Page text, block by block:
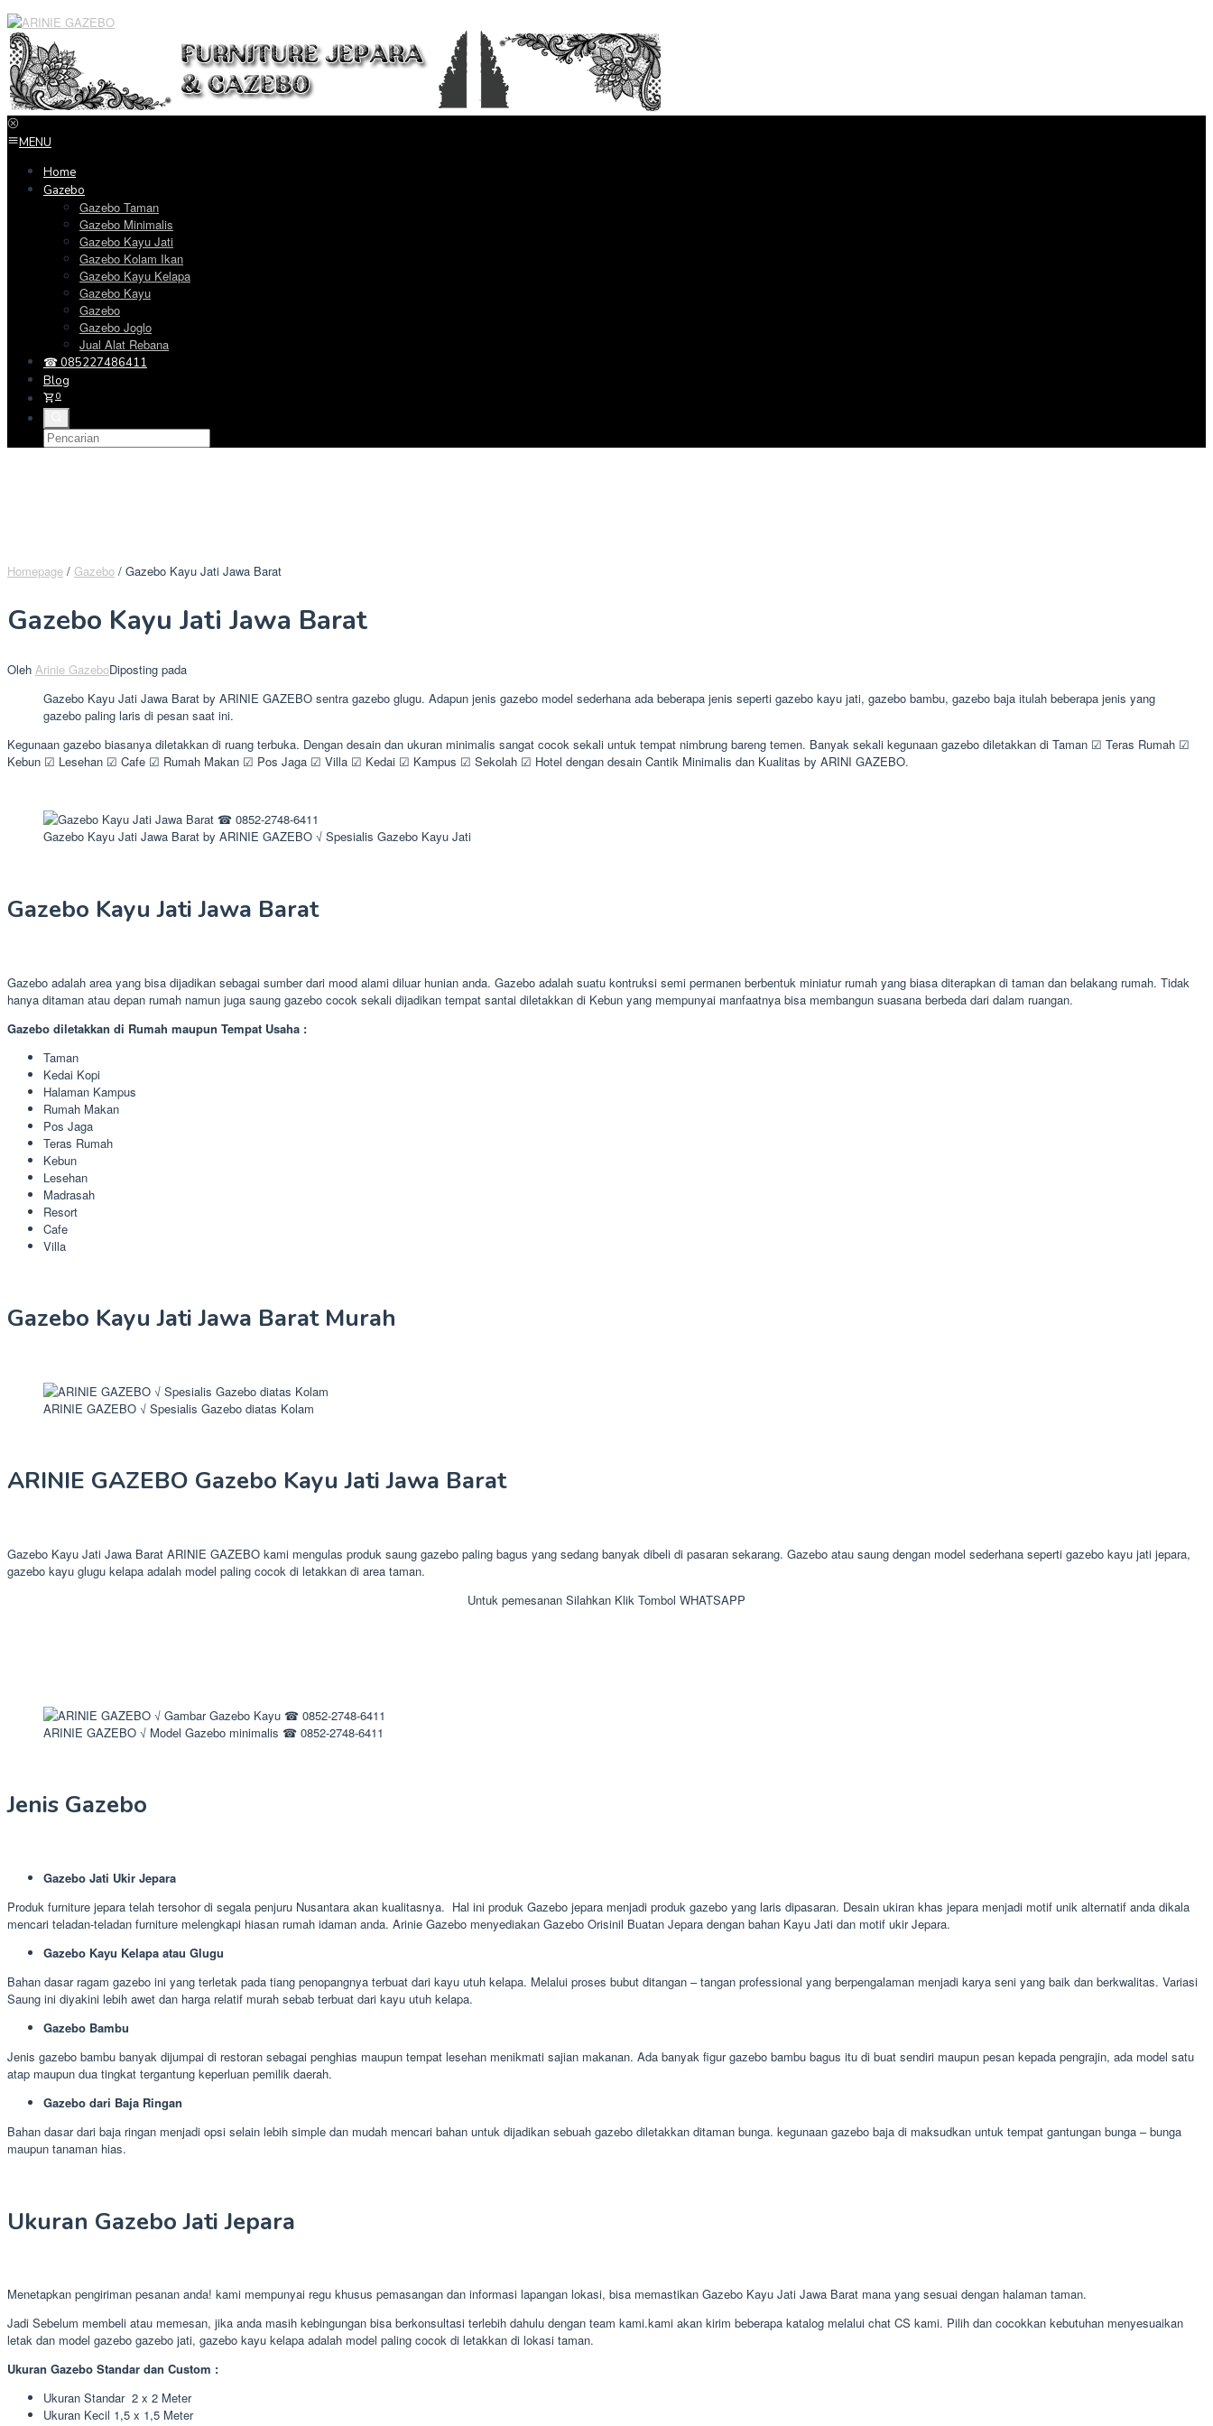
Loncat
ke
konten
MENU
Home
Gazebo
Gazebo Taman
Gazebo Minimalis
Gazebo Kayu Jati
Gazebo Kolam Ikan
Gazebo Kayu Kelapa
Gazebo Kayu
Gazebo
Gazebo Joglo
Jual Alat Rebana
☎ 085227486411
Blog
0
Homepage / Gazebo / Gazebo Kayu Jati Jawa Barat
Gazebo Kayu Jati Jawa Barat
Oleh Arinie GazeboDiposting pada
Gazebo Kayu Jati Jawa Barat by ARINIE GAZEBO sentra gazebo glugu. Adapun jenis gazebo model sederhana ada beberapa jenis seperti gazebo kayu jati, gazebo bambu, gazebo baja itulah beberapa jenis yang
gazebo paling laris di pesan saat ini.
Kegunaan gazebo biasanya diletakkan di ruang terbuka. Dengan desain dan ukuran minimalis sangat cocok sekali untuk tempat nimbrung bareng temen. Banyak sekali kegunaan gazebo diletakkan di Taman ☑ Teras Rumah ☑
Kebun ☑ Lesehan ☑ Cafe ☑ Rumah Makan ☑ Pos Jaga ☑ Villa ☑ Kedai ☑ Kampus ☑ Sekolah ☑ Hotel dengan desain Cantik Minimalis dan Kualitas by ARINI GAZEBO.
Gazebo Kayu Jati Jawa Barat by ARINIE GAZEBO √ Spesialis Gazebo Kayu Jati
Gazebo Kayu Jati Jawa Barat
Gazebo adalah area yang bisa dijadikan sebagai sumber dari mood alami diluar hunian anda. Gazebo adalah suatu kontruksi semi permanen berbentuk miniatur rumah yang biasa diterapkan di taman dan belakang rumah. Tidak
hanya ditaman atau depan rumah namun juga saung gazebo cocok sekali dijadikan tempat santai diletakkan di Kebun yang mempunyai manfaatnya bisa membangun suasana berbeda dari dalam ruangan.
Gazebo diletakkan di Rumah maupun Tempat Usaha :
Taman
Kedai Kopi
Halaman Kampus
Rumah Makan
Pos Jaga
Teras Rumah
Kebun
Lesehan
Madrasah
Resort
Cafe
Villa
Gazebo Kayu Jati Jawa Barat Murah
ARINIE GAZEBO √ Spesialis Gazebo diatas Kolam
ARINIE GAZEBO Gazebo Kayu Jati Jawa Barat
Gazebo Kayu Jati Jawa Barat ARINIE GAZEBO kami mengulas produk saung gazebo paling bagus yang sedang banyak dibeli di pasaran sekarang. Gazebo atau saung dengan model sederhana seperti gazebo kayu jati jepara,
gazebo kayu glugu kelapa adalah model paling cocok di letakkan di area taman.
Untuk pemesanan Silahkan Klik Tombol WHATSAPP
ARINIE GAZEBO √ Model Gazebo minimalis ☎ 0852-2748-6411
Jenis Gazebo
Gazebo Jati Ukir Jepara
Produk furniture jepara telah tersohor di segala penjuru Nusantara akan kualitasnya. Hal ini produk Gazebo jepara menjadi produk gazebo yang laris dipasaran. Desain ukiran khas jepara menjadi motif unik alternatif anda dikala
mencari teladan-teladan furniture melengkapi hiasan rumah idaman anda. Arinie Gazebo menyediakan Gazebo Orisinil Buatan Jepara dengan bahan Kayu Jati dan motif ukir Jepara.
Gazebo Kayu Kelapa atau Glugu
Bahan dasar ragam gazebo ini yang terletak pada tiang penopangnya terbuat dari kayu utuh kelapa. Melalui proses bubut ditangan – tangan professional yang berpengalaman menjadi karya seni yang baik dan berkwalitas. Variasi
Saung ini diyakini lebih awet dan harga relatif murah sebab terbuat dari kayu utuh kelapa.
Gazebo Bambu
Jenis gazebo bambu banyak dijumpai di restoran sebagai penghias maupun tempat lesehan menikmati sajian makanan. Ada banyak figur gazebo bambu bagus itu di buat sendiri maupun pesan kepada pengrajin, ada model satu
atap maupun dua tingkat tergantung keperluan pemilik daerah.
Gazebo dari Baja Ringan
Bahan dasar dari baja ringan menjadi opsi selain lebih simple dan mudah mencari bahan untuk dijadikan sebuah gazebo diletakkan ditaman bunga. kegunaan gazebo baja di maksudkan untuk tempat gantungan bunga – bunga
maupun tanaman hias.
Ukuran Gazebo Jati Jepara
Menetapkan pengiriman pesanan anda! kami mempunyai regu khusus pemasangan dan informasi lapangan lokasi, bisa memastikan Gazebo Kayu Jati Jawa Barat mana yang sesuai dengan halaman taman.
Jadi Sebelum membeli atau memesan, jika anda masih kebingungan bisa berkonsultasi terlebih dahulu dengan team kami.kami akan kirim beberapa katalog melalui chat CS kami. Pilih dan cocokkan kebutuhan menyesuaikan
letak dan model gazebo gazebo jati, gazebo kayu kelapa adalah model paling cocok di letakkan di lokasi taman.
Ukuran Gazebo Standar dan Custom :
Ukuran Standar 2 x 2 Meter
Ukuran Kecil 1,5 x 1,5 Meter